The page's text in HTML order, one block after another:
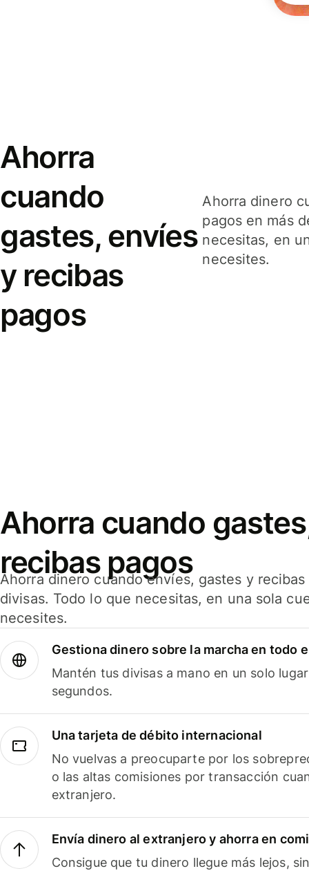
Ahorra
cuando
gastes, envíes
y recibas
pagos
Ahorra dinero
pagos en más
necesitas, en
necesites.
Ahorra cuando
recibas pagos
Ahorra dinero cuando envíes, gastes y
divisas. Todo lo que necesitas, en una sola
necesites.
Gestiona dinero sobre la marcha en todo
Mantén tus divisas a mano en un solo
segundos.
Una tarjeta de débito internacional
No vuelvas a preocuparte por los
o las altas comisiones por transacción
extranjero.
Envía dinero al extranjero y ahorra en
Consigue que tu dinero llegue más lejos,